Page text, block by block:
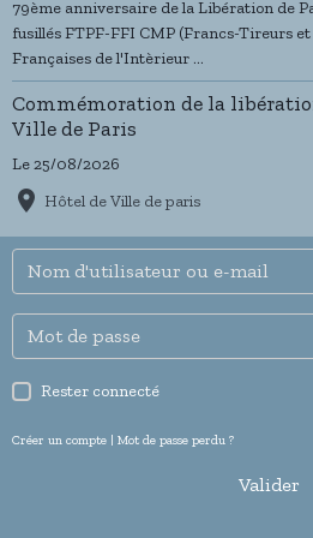
79ème anniversaire de la Libération de
fusillés FTPF-FFI CMP (Francs-Tireurs
Françaises de l'Intèrieur ...
Commémoration de la
Ville de Paris
Le 25/08/2026
Hôtel de Ville de paris
Rester connecté
Créer un compte | Mot de passe perdu ?
Valider